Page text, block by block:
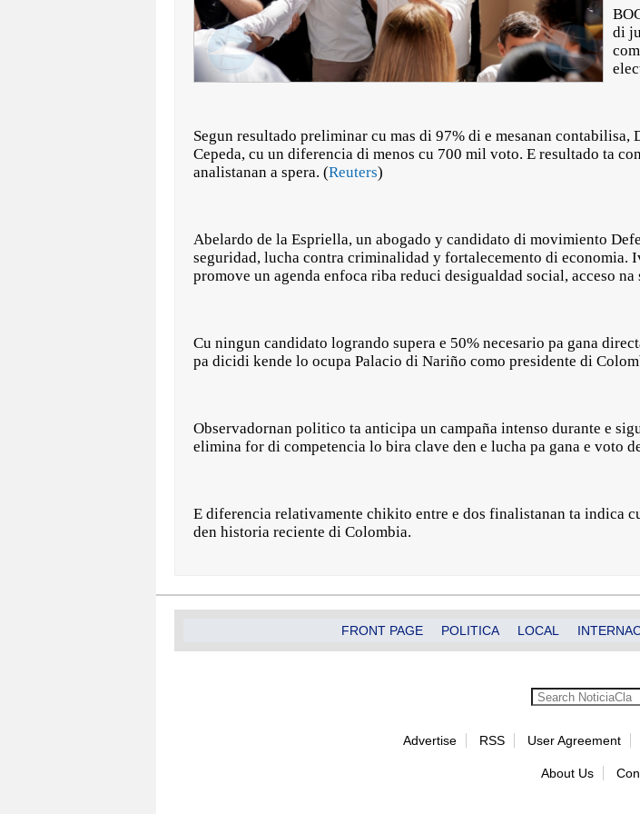
di
Segun resultado preliminar cu mas di 97% di e mesanan
Cepeda, cu un diferencia di menos cu 700 mil voto. E resultado ta
analistanan a spera. (Reuters)
Abelardo de la Espriella, un abogado y candidato di movimiento
seguridad, lucha contra criminalidad y fortalecemento di economia.
promove un agenda enfoca riba reduci desigualdad social, acceso
Cu ningun candidato logrando supera e 50% necesario pa gana
pa dicidi kende lo ocupa Palacio di Nariño como presidente di
Observadornan politico ta anticipa un campaña intenso durante e
elimina for di competencia lo bira clave den e lucha pa gana e voto
E diferencia relativamente chikito entre e dos finalistanan ta indica
den historia reciente di Colombia.
FRONT PAGE POLITICA LOCAL
Advertise RSS User Agreement
About Us